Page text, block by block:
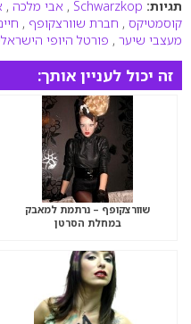
תגיות: Schwarzkop
, אבי מלכה ,
קוסמטיקס , חברת שוורצקופף ,
מעצבי שיער , פורטל היופי
זה יכול לעניין אותך:
שוורצקופף – נרתמת למאבק
במחלת הסרטן